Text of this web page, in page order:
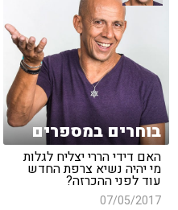
בוחרים במספרים
האם דידי הררי יצליח לגלות
מי יהיה נשיא צרפת החדש
עוד לפני ההכרזה?
07/05/2017